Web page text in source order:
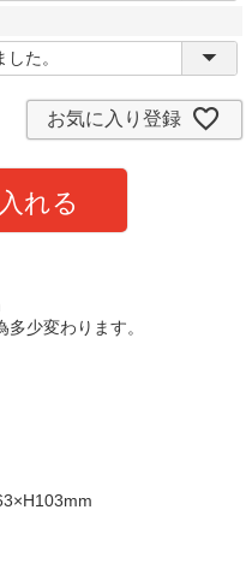
お気に入り登録
れる
少変わります。